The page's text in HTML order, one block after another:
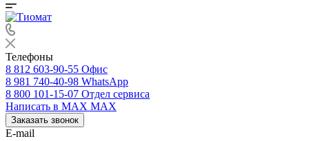
Телефоны
8 812 603-90-55 Офис
8 981 740-40-98 WhatsApp
8 800 101-15-07 Отдел сервиса
Написать в MAX MAX
Заказать звонок
E-mail